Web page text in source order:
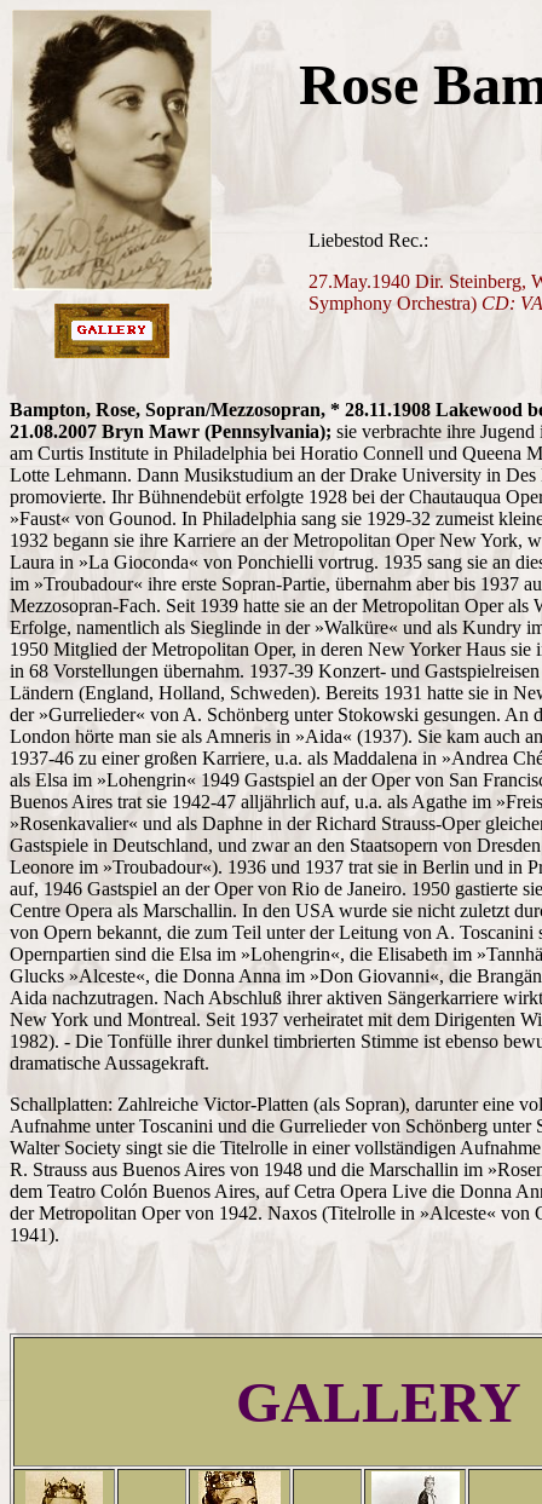
Rose
Liebestod Rec.:
27.May.1940 Dir. Steinberg,
Symphony Orchestra) CD:
Bampton, Rose, Sopran/Mezzosopran, * 28.11.1908 Lakewood
21.08.2007 Bryn Mawr (Pennsylvania); sie verbrachte ihre
am Curtis Institute in Philadelphia bei Horatio Connell und Queena
Lotte Lehmann. Dann Musikstudium an der Drake University in Des
promovierte. Ihr Bühnendebüt erfolgte 1928 bei der Chautauqua
»Faust« von Gounod. In Philadelphia sang sie 1929-32 zumeist
1932 begann sie ihre Karriere an der Metropolitan Oper New York,
Laura in »La Gioconda« von Ponchielli vortrug. 1935 sang sie an
im »Troubadour« ihre erste Sopran-Partie, übernahm aber bis 1937
Mezzosopran-Fach. Seit 1939 hatte sie an der Metropolitan Oper als
Erfolge, namentlich als Sieglinde in der »Walküre« und als Kundry
1950 Mitglied der Metropolitan Oper, in deren New Yorker Haus sie
in 68 Vorstellungen übernahm. 1937-39 Konzert- und
Ländern (England, Holland, Schweden). Bereits 1931 hatte sie in
der »Gurrelieder« von A. Schönberg unter Stokowski gesungen. An
London hörte man sie als Amneris in »Aida« (1937). Sie kam auch
1937-46 zu einer großen Karriere, u.a. als Maddalena in »Andrea
als Elsa im »Lohengrin« 1949 Gastspiel an der Oper von San
Buenos Aires trat sie 1942-47 alljährlich auf, u.a. als Agathe im
»Rosenkavalier« und als Daphne in der Richard Strauss-Oper
Gastspiele in Deutschland, und zwar an den Staatsopern von
Leonore im »Troubadour«). 1936 und 1937 trat sie in Berlin und in
auf, 1946 Gastspiel an der Oper von Rio de Janeiro. 1950 gastierte
Centre Opera als Marschallin. In den USA wurde sie nicht zuletzt
von Opern bekannt, die zum Teil unter der Leitung von A. Toscanini
Opernpartien sind die Elsa im »Lohengrin«, die Elisabeth im
Glucks »Alceste«, die Donna Anna im »Don Giovanni«, die
Aida nachzutragen. Nach Abschluß ihrer aktiven Sängerkarriere
New York und Montreal. Seit 1937 verheiratet mit dem Dirigenten
1982). - Die Tonfülle ihrer dunkel timbrierten Stimme ist ebenso
dramatische Aussagekraft.
Schallplatten: Zahlreiche Victor-Platten (als Sopran), darunter eine
Aufnahme unter Toscanini und die Gurrelieder von Schönberg
Walter Society singt sie die Titelrolle in einer vollständigen
R. Strauss aus Buenos Aires von 1948 und die Marschallin im
dem Teatro Colón Buenos Aires, auf Cetra Opera Live die Donna
der Metropolitan Oper von 1942. Naxos (Titelrolle in »Alceste« von
1941).
GALLERY